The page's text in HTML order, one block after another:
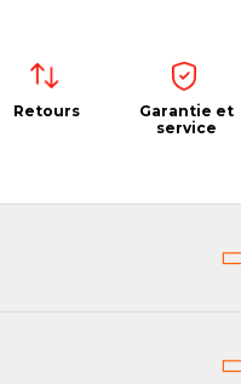
Retours
Garantie et
service